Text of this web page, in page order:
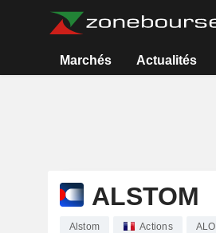
Marchés Actualités
ALSTOM
Alstom Actions ALO